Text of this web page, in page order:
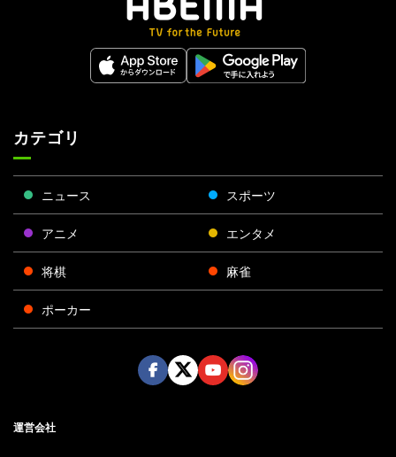
カテゴリ
ニュース スポーツ
アニメ エンタメ
将棋 麻雀
ポーカー
運営会社